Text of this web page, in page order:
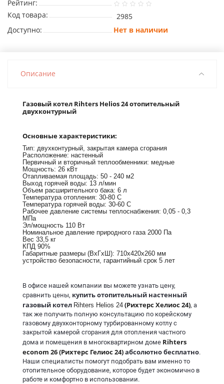
Рейтинг:
Код товара:
2985
Доступно:
Нет в наличии
Описание
Газовый котел Rihters Helios 24 отопительный
двухконтурный
Основные характеристики:
Тип: двухконтурный, закрытая камера сгорания
Расположение: настенный
Первичный и вторичный теплообменники: медные
Мощность: 26 кВт
Отапливаемая площадь: 50 - 240 м2
Выход горячей воды: 13 л/мин
Объем расширительного бака: 6 л
Температура отопления: 30-80 С
Температура горячей воды: 30-60 С
Рабочее давление системы теплоснабжения: 0,05 - 0,3
МПа
Эл/мощность 110 Вт
Номинальное давление природного газа 2000 Па
Вес 33,5 кг
КПД 90%
Габаритные размеры (ВxГxШ): 710x420x260 мм
устройство безопасности, гарантийный срок 5 лет
В офисе нашей компании вы можете узнать цену,
сравнить цены, купить отопительный настенный
газовый котел Rihters Helios 24 (Рихтерс Хелиос 24), а
так же получить полную консультацию по корейскому
газовому двухконторному турбированному котлу с
закрытой камерой сгорания для отопления частного
дома и помещения в многоквартирном доме Rihters
econom 26 (Рихтерс Гелиос 24)абсолютно бесплатно.
Наши специалисты помогут подобрать вам именно то
отопительное оборудование, которое будет экономично в
работе и комфортно в использовании.